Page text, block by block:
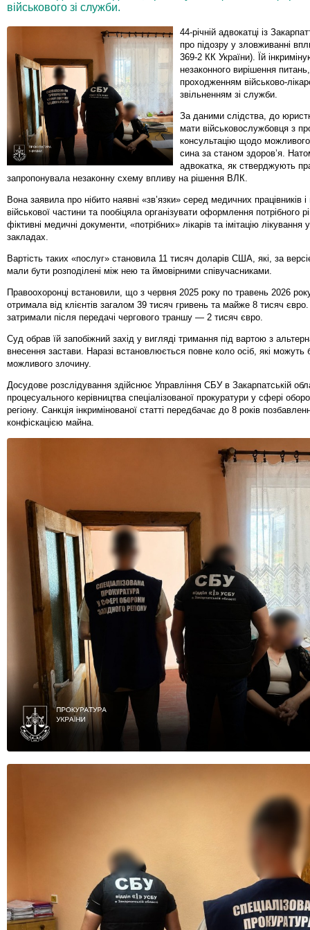
військового зі служби.
44-річній адвокатці із
про підозру у зловживанні
369-2 КК України). Їй
незаконного вирішення питань,
проходженням військово-
звільненням зі служби.
За даними слідства, до
мати військовослужбовця з
консультацію щодо можливого
сина за станом здоров’я.
адвокатка, як стверджують
запропонувала незаконну схему впливу на рішення ВЛК.
Вона заявила про нібито наявні «зв’язки» серед медичних працівників і
військової частини та пообіцяла організувати оформлення потрібного
фіктивні медичні документи, «потрібних» лікарів та імітацію лікування
закладах.
Вартість таких «послуг» становила 11 тисяч доларів США, які, за
мали бути розподілені між нею та ймовірними співучасниками.
Правоохоронці встановили, що з червня 2025 року по травень 2026
отримала від клієнтів загалом 39 тисяч гривень та майже 8 тисяч євро.
затримали після передачі чергового траншу — 2 тисяч євро.
Суд обрав їй запобіжний захід у вигляді тримання під вартою з
внесення застави. Наразі встановлюється повне коло осіб, які можуть
можливого злочину.
Досудове розслідування здійснює Управління СБУ в Закарпатській
процесуального керівництва спеціалізованої прокуратури у сфері
регіону. Санкція інкримінованої статті передбачає до 8 років
конфіскацією майна.